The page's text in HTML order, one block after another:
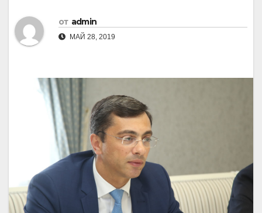
от admin
МАЙ 28, 2019